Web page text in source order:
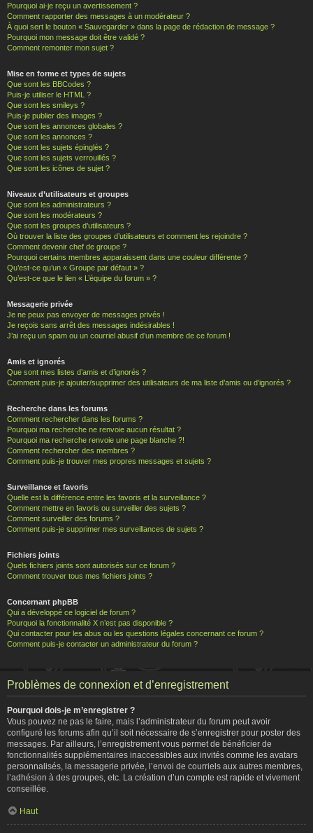
Pourquoi ai-je reçu un avertissement ?
Comment rapporter des messages à un modérateur ?
À quoi sert le bouton « Sauvegarder » dans la page de rédaction de message ?
Pourquoi mon message doit être validé ?
Comment remonter mon sujet ?
Mise en forme et types de sujets
Que sont les BBCodes ?
Puis-je utiliser le HTML ?
Que sont les smileys ?
Puis-je publier des images ?
Que sont les annonces globales ?
Que sont les annonces ?
Que sont les sujets épinglés ?
Que sont les sujets verrouillés ?
Que sont les icônes de sujet ?
Niveaux d’utilisateurs et groupes
Que sont les administrateurs ?
Que sont les modérateurs ?
Que sont les groupes d’utilisateurs ?
Où trouver la liste des groupes d’utilisateurs et comment les rejoindre ?
Comment devenir chef de groupe ?
Pourquoi certains membres apparaissent dans une couleur différente ?
Qu’est-ce qu’un « Groupe par défaut » ?
Qu’est-ce que le lien « L’équipe du forum » ?
Messagerie privée
Je ne peux pas envoyer de messages privés !
Je reçois sans arrêt des messages indésirables !
J’ai reçu un spam ou un courriel abusif d’un membre de ce forum !
Amis et ignorés
Que sont mes listes d’amis et d’ignorés ?
Comment puis-je ajouter/supprimer des utilisateurs de ma liste d’amis ou d’ignorés ?
Recherche dans les forums
Comment rechercher dans les forums ?
Pourquoi ma recherche ne renvoie aucun résultat ?
Pourquoi ma recherche renvoie une page blanche ?!
Comment rechercher des membres ?
Comment puis-je trouver mes propres messages et sujets ?
Surveillance et favoris
Quelle est la différence entre les favoris et la surveillance ?
Comment mettre en favoris ou surveiller des sujets ?
Comment surveiller des forums ?
Comment puis-je supprimer mes surveillances de sujets ?
Fichiers joints
Quels fichiers joints sont autorisés sur ce forum ?
Comment trouver tous mes fichiers joints ?
Concernant phpBB
Qui a développé ce logiciel de forum ?
Pourquoi la fonctionnalité X n’est pas disponible ?
Qui contacter pour les abus ou les questions légales concernant ce forum ?
Comment puis-je contacter un administrateur du forum ?
Problèmes de connexion et d’enregistrement
Pourquoi dois-je m’enregistrer ?
Vous pouvez ne pas le faire, mais l’administrateur du forum peut avoir
configuré les forums afin qu’il soit nécessaire de s’enregistrer pour poster des
messages. Par ailleurs, l’enregistrement vous permet de bénéficier de
fonctionnalités supplémentaires inaccessibles aux invités comme les avatars
personnalisés, la messagerie privée, l’envoi de courriels aux autres membres,
l’adhésion à des groupes, etc. La création d’un compte est rapide et vivement
conseillée.
Haut